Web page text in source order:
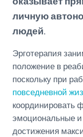
личную
людей.
Эрготерапия
положение в
поскольку при
повседневной
координировать
эмоциональные и
достижения